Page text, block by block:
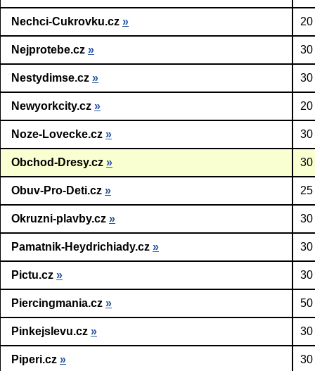
Nechci-Cukrovku.cz »
Nejprotebe.cz » 30
Nestydimse.cz » 30
Newyorkcity.cz »
Noze-Lovecke.cz » 30
Obchod-Dresy.cz » 30
Obuv-Pro-Deti.cz »
Okruzni-plavby.cz » 30
Pamatnik-Heydrichiady.cz » 30
Pictu.cz » 30
Piercingmania.cz » 50
Pinkejslevu.cz » 30
Piperi.cz » 30